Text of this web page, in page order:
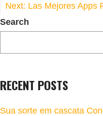
Next: Las Mejores Apps
Search
RECENT POSTS
Sua sorte em cascata